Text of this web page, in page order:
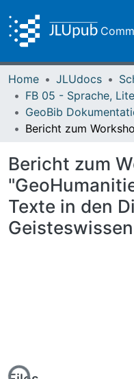
Home JLUdocs
GeoBib
Bericht zum
Texte in den